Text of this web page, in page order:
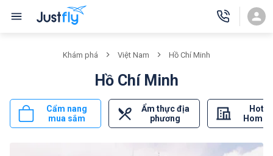
Khám phá Việt Nam Hồ Chí Minh
Hồ Chí Minh
Cẩm nang
mua sắm
Ẩm thực địa
phương
Hotel